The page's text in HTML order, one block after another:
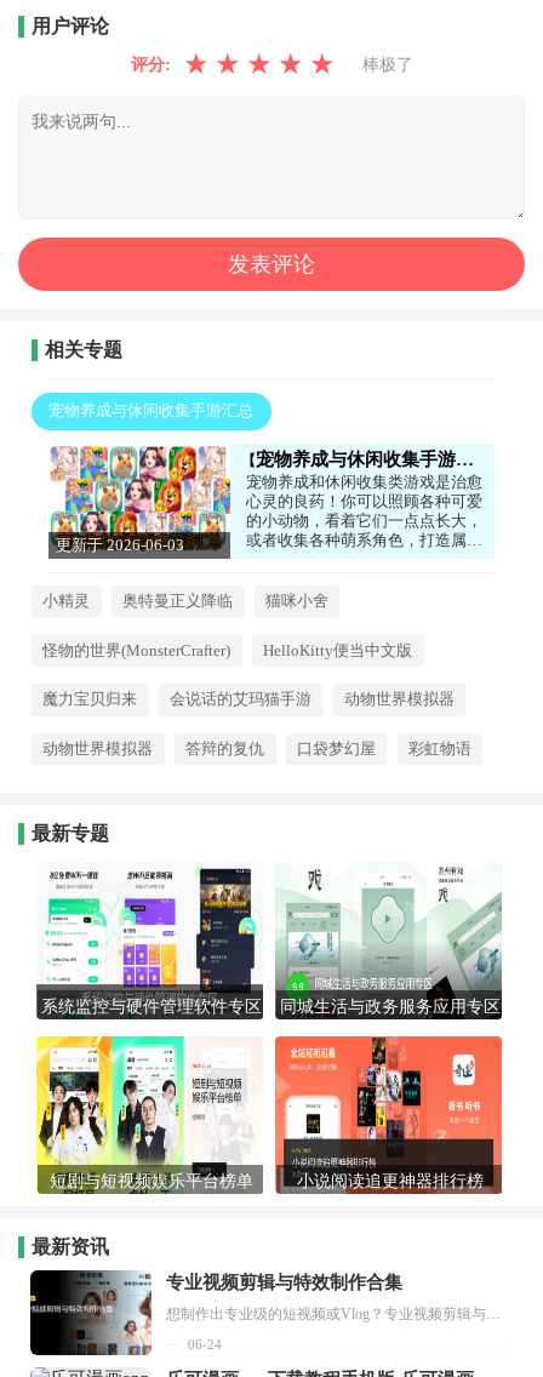
用户评论
评分: ★ ★ ★ ★ ★ 棒极了
相关专题
宠物养成与休闲收集手游汇总
更新于 2026-06-03
宠物养成与休闲收集手游汇总
宠物养成和休闲收集类游戏是治愈
心灵的良药！你可以照顾各种可爱
的小动物，看着它们一点点长大，
或者收集各种萌系角色，打造属于
自己的小天地。这类游戏画风温
常适合在心情不好的时候玩一玩。
消云散。如果你喜欢小动物，想要
治愈你！
小精灵 奥特曼正义降临 猫咪小舍
怪物的世界(MonsterCrafter) HelloKitty便当中文版
魔力宝贝归来 会说话的艾玛猫手游 动物世界模拟器
动物世界模拟器 答辩的复仇 口袋梦幻屋 彩虹物语
最新专题
系统监控与硬件管理软件专区 同城生活与政务服务应用专区
短剧与短视频娱乐平台榜单 小说阅读追更神器排行榜
最新资讯
专业视频剪辑与特效制作合集
06-24